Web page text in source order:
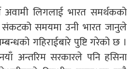
अवामी लिगलाई भारत समर्थकको
समयमा उनी भारत जानुले
गहिराईबारे पुष्टि गरेको छ ।
अन्तरिम सरकारले पनि हसिना